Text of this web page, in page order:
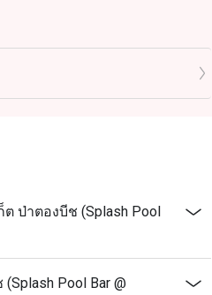
ป่าตองบีช (Splash Pool
Pool Bar @